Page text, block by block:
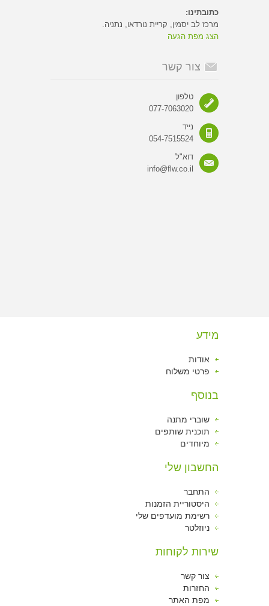
כתובתינו:
מרכז לב יסמין, קריית נורדאו, נתניה.
הצג מפת הגעה
צור קשר
טלפון
077-7063020
נייד
054-7515524
דוא"ל
info@flw.co.il
מידע
אודות
פרטי משלוח
בנוסף
שוברי מתנה
תוכנית שותפים
מיוחדים
החשבון שלי
התחבר
היסטוריית הזמנות
רשימת מועדפים שלי
ניוזלטר
שירות לקוחות
צור קשר
החזרות
מפת האתר